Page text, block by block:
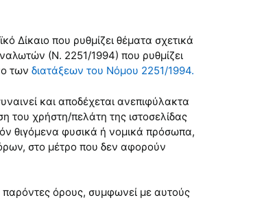
Δίκαιο που ρυθμίζει θέματα σχετικά
(Ν. 2251/1994) που ρυθμίζει
των διατάξεων του Νόμου 2251/1994.
και αποδέχεται ανεπιφύλακτα
του χρήστη/πελάτη της ιστοσελίδας
θιγόμενα φυσικά ή νομικά πρόσωπα,
στο μέτρο που δεν αφορούν
παρόντες όρους, συμφωνεί με αυτούς